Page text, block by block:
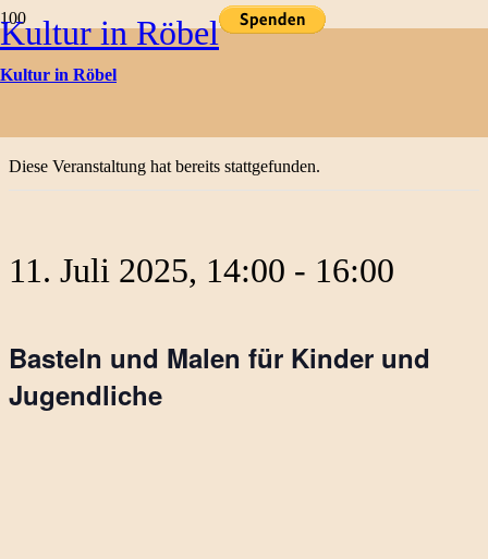
Kultur in Röbel
Kultur in Röbel
Kulturtermine
Diese Veranstaltung hat bereits stattgefunden.
11. Juli 2025, 14:00 - 16:00
Basteln und Malen für Kinder und
Jugendliche